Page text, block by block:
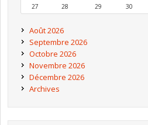
27
28 29 30
Août 2026
Septembre 2026
Octobre 2026
Novembre 2026
Décembre 2026
Archives